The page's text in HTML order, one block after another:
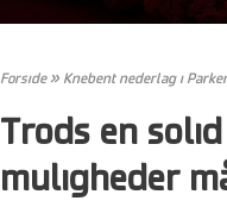
Forside» Knebent nederlag i
Trods en
muligheder